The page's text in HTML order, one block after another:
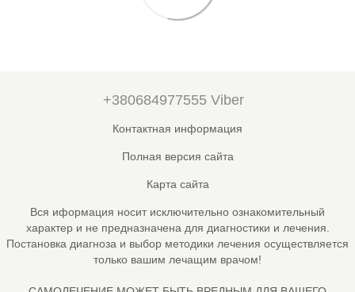
+380684977555 Viber
Контактная информация
Полная версия сайта
Карта сайта
Вся иформация носит исключительно ознакомительный
характер и не предназначена для диагностики и лечения.
Постановка диагноза и выбор методики лечения осуществляется
только вашим лечащим врачом!